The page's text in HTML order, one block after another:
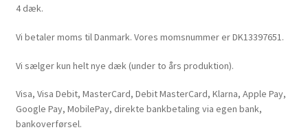
4 dæk.
Vi betaler moms til Danmark. Vores momsnummer er DK13397651.
Vi sælger kun helt nye dæk (under to års produktion).
Visa, Visa Debit, MasterCard, Debit MasterCard, Klarna, Apple Pay,
Google Pay, MobilePay, direkte bankbetaling via egen bank,
bankoverførsel.